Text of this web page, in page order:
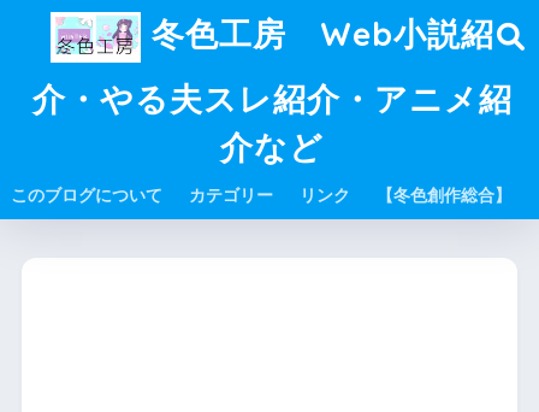
冬色工房 Web小説紹
介・やる夫スレ紹介・アニメ紹
介など
このブログについて カテゴリー リンク 【冬色創作総合】